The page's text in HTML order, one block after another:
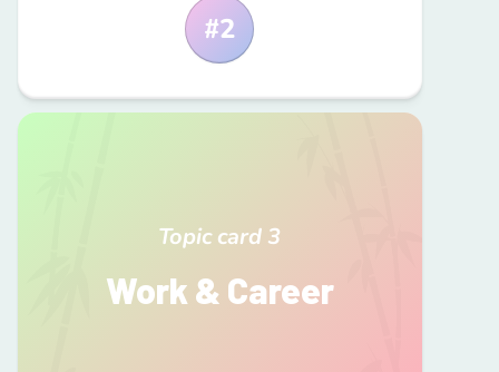
#2
Topic card 3
Work & Career